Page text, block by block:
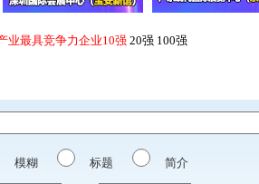
业最具竞争力企业10强 20强 100强
模糊 标题 简介